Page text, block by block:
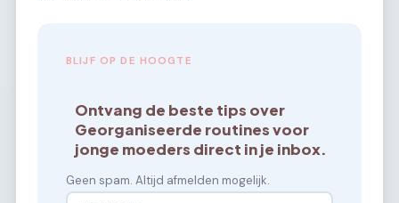
BLIJF OP DE HOOGTE
Ontvang de beste tips over
Georganiseerde routines voor
jonge moeders direct in je inbox.
Geen spam. Altijd afmelden mogelijk.